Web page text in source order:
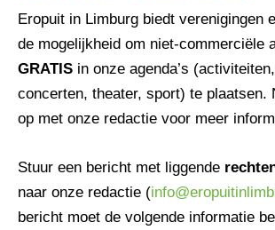
Eropuit in Limburg biedt verenigingen
de mogelijkheid om niet-commerciële
GRATIS in onze agenda’s
concerten, theater, sport) te plaatsen.
op met onze redactie voor meer
Stuur een bericht met liggende
naar onze redactie (
bericht moet de volgende informatie